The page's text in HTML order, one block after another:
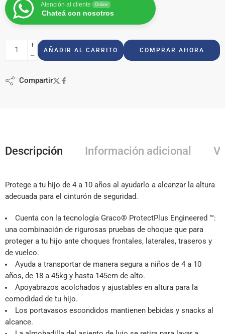
Atención al cliente Online
Chateá con nosotros
AÑADIR AL CARRITO COMPRAR AHORA
Compartir
Descripción Información adicional
Protege a tu hijo de 4 a 10 años al ayudarlo a alcanzar la altura
adecuada para el cinturón de seguridad.
Cuenta con la tecnología Graco® ProtectPlus Engineered ™:
una combinación de rigurosas pruebas de choque que para
proteger a tu hijo ante choques frontales, laterales, traseros y
de vuelco.
Ayuda a transportar de manera segura a niños de 4 a 10
años, de 18 a 45kg y hasta 145cm de alto.
Apoyabrazos acolchados y ajustables en altura para la
comodidad de tu hijo.
Los portavasos escondidos mantienen bebidas y snacks al
alcance.